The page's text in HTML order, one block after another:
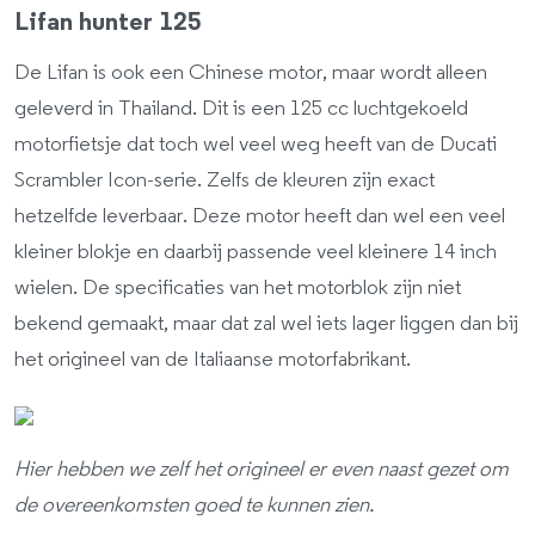
Lifan hunter 125
De Lifan is ook een Chinese motor, maar wordt alleen
geleverd in Thailand. Dit is een 125 cc luchtgekoeld
motorfietsje dat toch wel veel weg heeft van de Ducati
Scrambler Icon-serie. Zelfs de kleuren zijn exact
hetzelfde leverbaar. Deze motor heeft dan wel een veel
kleiner blokje en daarbij passende veel kleinere 14 inch
wielen. De specificaties van het motorblok zijn niet
bekend gemaakt, maar dat zal wel iets lager liggen dan bij
het origineel van de Italiaanse motorfabrikant.
Hier hebben we zelf het origineel er even naast gezet om
de overeenkomsten goed te kunnen zien.